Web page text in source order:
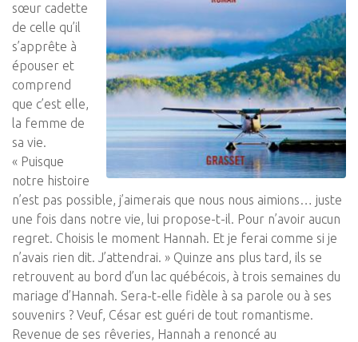
sœur cadette
de celle qu’il
s’apprête à
épouser et
comprend
que c’est elle,
la femme de
sa vie.
« Puisque
notre histoire
n’est pas possible, j’aimerais que nous nous aimions… juste
une fois dans notre vie, lui propose-t-il. Pour n’avoir aucun
regret. Choisis le moment Hannah. Et je ferai comme si je
n’avais rien dit. J’attendrai. » Quinze ans plus tard, ils se
retrouvent au bord d’un lac québécois, à trois semaines du
mariage d’Hannah. Sera-t-elle fidèle à sa parole ou à ses
souvenirs ? Veuf, César est guéri de tout romantisme.
Revenue de ses rêveries, Hannah a renoncé au